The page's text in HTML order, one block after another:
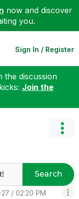
now and discover
you.
Sign In / Register
the discussion
Join the
Search
02:20 PM